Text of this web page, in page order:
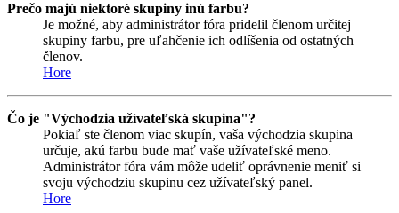
Prečo majú niektoré skupiny inú farbu?
Je možné, aby administrátor fóra pridelil členom určitej
skupiny farbu, pre uľahčenie ich odlíšenia od ostatných
členov.
Hore
Čo je "Východzia užívateľská skupina"?
Pokiaľ ste členom viac skupín, vaša východzia skupina
určuje, akú farbu bude mať vaše užívateľské meno.
Administrátor fóra vám môže udeliť oprávnenie meniť si
svoju východziu skupinu cez užívateľský panel.
Hore